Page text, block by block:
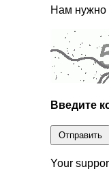
Нам нужно
Введите
Отправить
Your